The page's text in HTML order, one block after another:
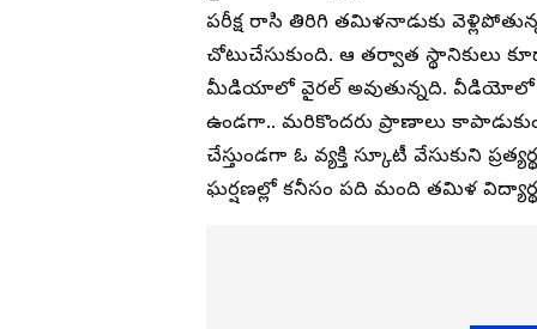
పరీక్ష రాసి తిరిగి తమిళనాడుకు
చోటుచేసుకుంది. ఆ తర్వాత స్థానికులు
మీడియాలో వైరల్ అవుతున్నది. వీడియోలో
ఉండగా.. మరికొందరు ప్రాణాలు
చేస్తుండగా ఓ వ్యక్తి స్కూటీ వేసుకుని
ఘర్షణల్లో కనీసం పది మంది తమిళ